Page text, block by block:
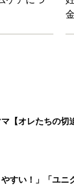
14歳の夏に多く
2 4